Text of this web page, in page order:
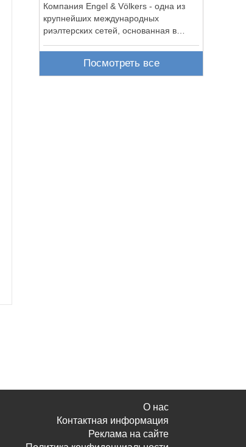
Компания Engel & Völkers - одна из
крупнейших международных
риэлтерских сетей, основанная в
Посмотреть все
О нас
Контактная информация
Реклама на сайте